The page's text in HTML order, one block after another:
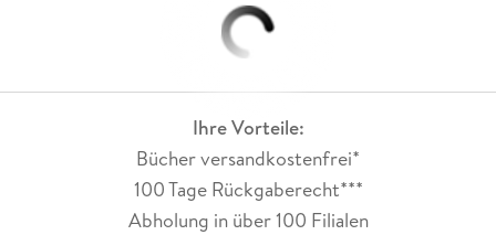
Ihre Vorteile:
Bücher versandkostenfrei*
100 Tage Rückgaberecht***
Abholung in über 100 Filialen